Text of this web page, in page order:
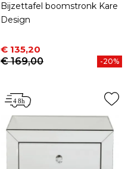
Bijzettafel boomstronk Kare
Design
Prijs
€ 135,20
Normale prijs
€ 169,00
-20%